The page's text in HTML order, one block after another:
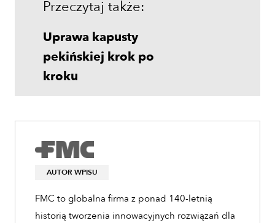
Przeczytaj także:
Uprawa kapusty
pekińskiej krok po
kroku
AUTOR WPISU
FMC to globalna firma z ponad 140-letnią
historią tworzenia innowacyjnych rozwiązań dla